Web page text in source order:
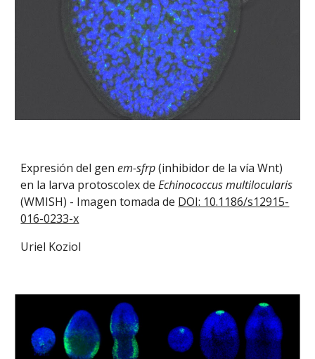
Expresión del genem-sfrp(inhibidor de la vía Wnt)
en la larva protoscolex deEchinococcus multilocularis
(WMISH) - Imagen tomada de DOI: 10.1186/s12915-
016-0233-x
Uriel Koziol